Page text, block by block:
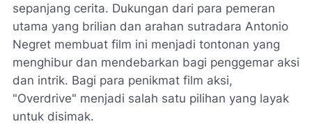
sepanjang cerita. Dukungan dari para pemeran
utama yang brilian dan arahan sutradara Antonio
Negret membuat film ini menjadi tontonan yang
menghibur dan mendebarkan bagi penggemar aksi
dan intrik. Bagi para penikmat film aksi,
"Overdrive" menjadi salah satu pilihan yang layak
untuk disimak.